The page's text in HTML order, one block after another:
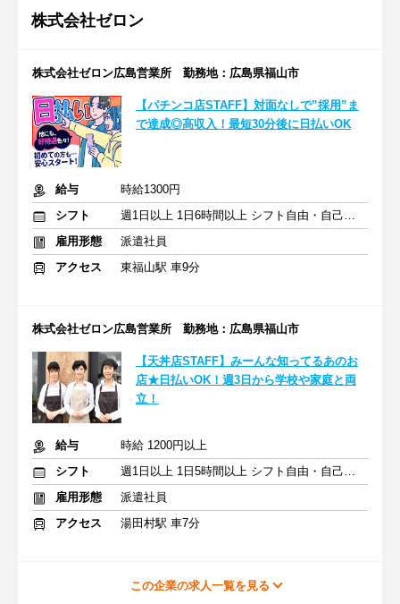
株式会社ゼロン
株式会社ゼロン広島営業所 勤務地：広島県福山市
【パチンコ店STAFF】対面なしで”採用”ま
で達成◎高収入！最短30分後に日払いOK
給与
時給1300円
シフト
週1日以上 1日6時間以上 シフト自由・自己申告
雇用形態
派遣社員
アクセス
東福山駅 車9分
株式会社ゼロン広島営業所 勤務地：広島県福山市
【天丼店STAFF】みーんな知ってるあのお
店★日払いOK！週3日から学校や家庭と両
立！
給与
時給 1200円以上
シフト
週1日以上 1日5時間以上 シフト自由・自己申告
雇用形態
派遣社員
アクセス
湯田村駅 車7分
この企業の求人一覧を見る